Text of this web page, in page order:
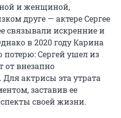
и женщиной,
друге — актере Сергее
связывали искренние и
в 2020 году Карина
Сергей ушел из
от внезапно
актрисы эта утрата
заставив ее
своей жизни.